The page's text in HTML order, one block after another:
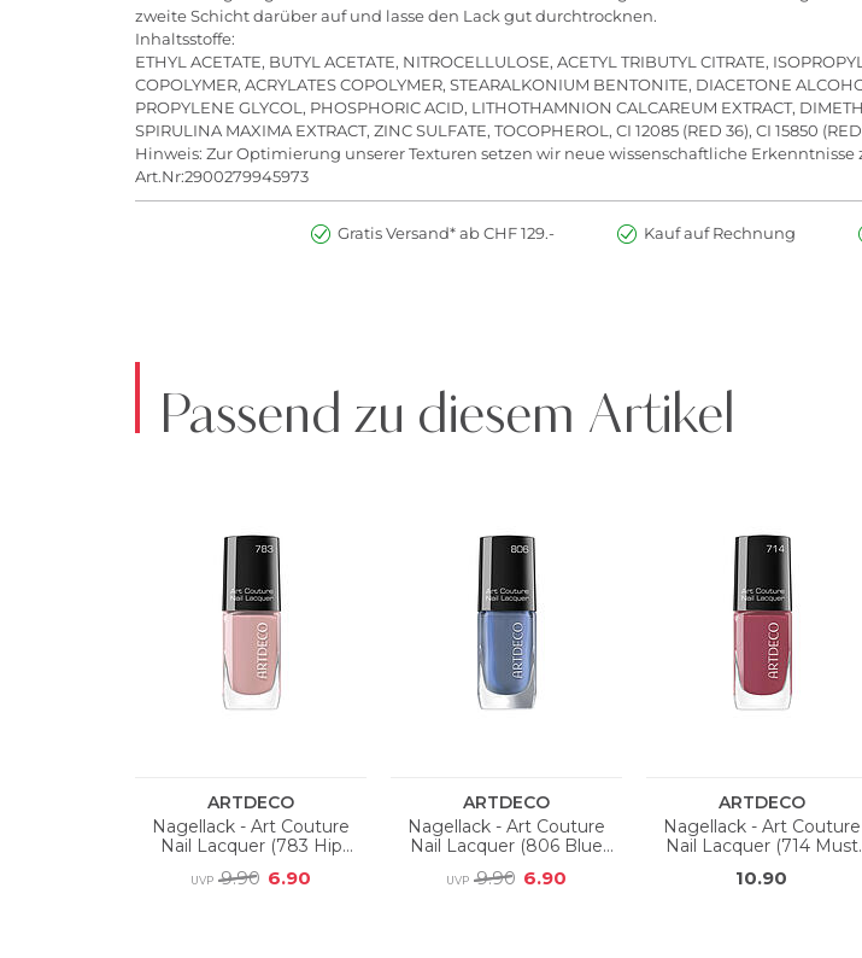
zweite Schicht darüber auf und lasse den Lack gut durchtrocknen.
Inhaltsstoffe:
ETHYL ACETATE, BUTYL ACETATE, NITROCELLULOSE, ACETYL TRIBUTYL CITRATE,
COPOLYMER, ACRYLATES COPOLYMER, STEARALKONIUM BENTONITE, DIACETONE
PROPYLENE GLYCOL, PHOSPHORIC ACID, LITHOTHAMNION CALCAREUM EXTRACT,
SPIRULINA MAXIMA EXTRACT, ZINC SULFATE, TOCOPHEROL, CI 12085 (RED 36), CI 15850
Hinweis: Zur Optimierung unserer Texturen setzen wir neue wissenschaftliche
Art.Nr:2900279945973
Gratis Versand* ab CHF 129.- Kauf auf Rechnung
Passend zu diesem Artikel